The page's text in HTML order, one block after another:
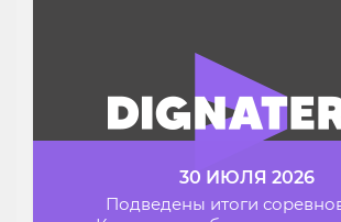
30 ИЮЛЯ 2026
Подведены итоги